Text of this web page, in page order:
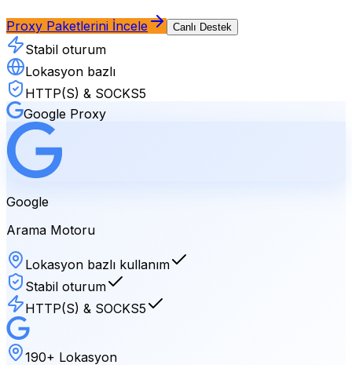
Proxy Paketlerini İncele Canlı Destek
Stabil oturum
Lokasyon bazlı
HTTP(S) & SOCKS5
Google Proxy
Google
Arama Motoru
Lokasyon bazlı kullanım
Stabil oturum
HTTP(S) & SOCKS5
190+ Lokasyon